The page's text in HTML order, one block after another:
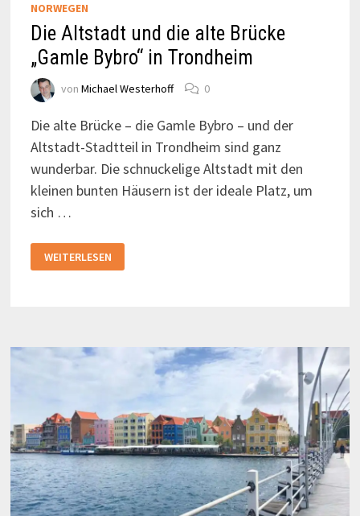
NORWEGEN
Die Altstadt und die alte Brücke
„Gamle Bybro“ in Trondheim
von Michael Westerhoff 0
Die alte Brücke – die Gamle Bybro – und der
Altstadt-Stadtteil in Trondheim sind ganz
wunderbar. Die schnuckelige Altstadt mit den
kleinen bunten Häusern ist der ideale Platz, um
sich …
ALTSTADT
UND
TRONDHEIM
WEITERLESEN